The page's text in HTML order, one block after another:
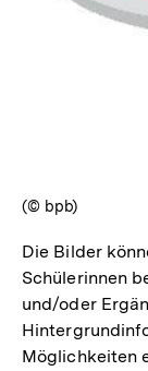
(© bpb)
Die Bilder
Schülerinnen
und/oder
Möglichkeiten